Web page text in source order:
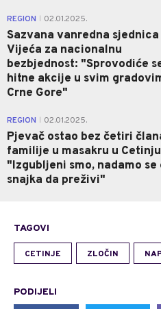
REGION 02.01.2025.
Sazvana vanredna sjednica
Vijeća za nacionalnu
bezbjednost: "Sprovodiće
hitne akcije u svim
Crne Gore"
REGION 02.01.2025.
Pjevač ostao bez četiri
familije u masakru u
"Izgubljeni smo, nadamo se
snajka da preživi"
TAGOVI
CETINJE ZLOČIN
PODIJELI